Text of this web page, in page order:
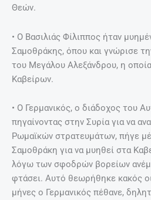
Θεών.
• Ο Βασιλιάς Φίλιππος ήταν
Σαμοθράκης, όπου και γνώρισε
του Μεγάλου Αλεξάνδρου, η
Καβείρων.
• Ο Γερμανικός, ο διάδοχος του
πηγαίνοντας στην Συρία για να
Ρωμαϊκών στρατευμάτων, πήγε
Σαμοθράκη για να μυηθεί στα
λόγω των σφοδρών βορείων
φτάσει. Αυτό θεωρήθηκε κακός
μήνες ο Γερμανικός πέθανε,